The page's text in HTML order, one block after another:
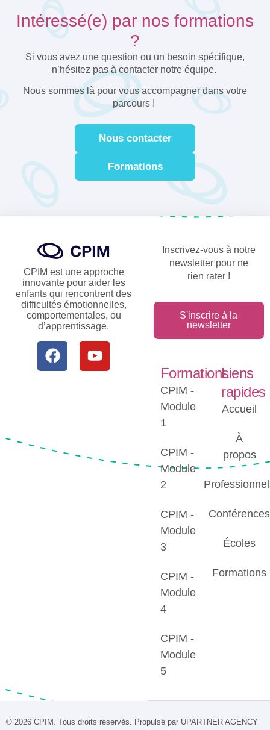
Intéressé(e) par nos formations
?
Si vous avez une question ou un besoin spécifique,
n’hésitez pas à contacter notre équipe.
Nous sommes là pour vous accompagner dans votre
parcours !
Nous contacter
Formations
CPIM est une approche
innovante pour aider les
enfants qui rencontrent des
difficultés émotionnelles,
comportementales, ou
d’apprentissage.
Inscrivez-vous à notre
newsletter pour ne
rien rater !
S'inscrire à la
newsletter
Formations
CPIM -
Module
1
CPIM -
Module
2
CPIM -
Module
3
CPIM -
Module
4
CPIM -
Module
5
Liens
rapides
Accueil
À
propos
Conférences
Écoles
Formations
© 2026 CPIM. Tous droits réservés. Propulsé par UPARTNER AGENCY